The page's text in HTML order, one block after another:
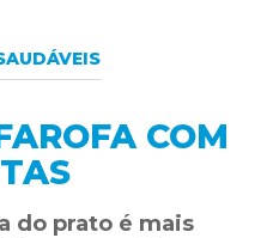
COM
do prato é mais